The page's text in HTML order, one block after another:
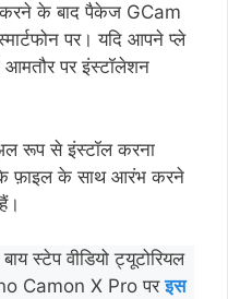
के बाद पैकेज GCam
पर। यदि आपने प्ले
आमतौर पर इंस्टॉलेशन
रूप से इंस्टॉल करना
फ़ाइल के साथ आरंभ करने
स्टेप वीडियो ट्यूटोरियल
Camon X Pro परइस